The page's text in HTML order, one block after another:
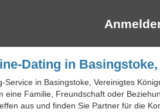
Dating in
in Basingstoke, Vereinigtes
Familie, Freundschaft oder
aus und finden Sie Partner für die